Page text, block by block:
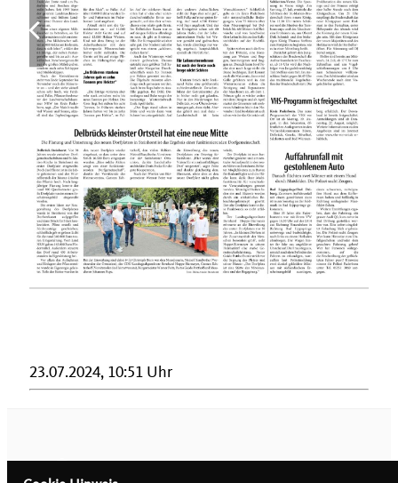
23.07.2024, 10:51 Uhr